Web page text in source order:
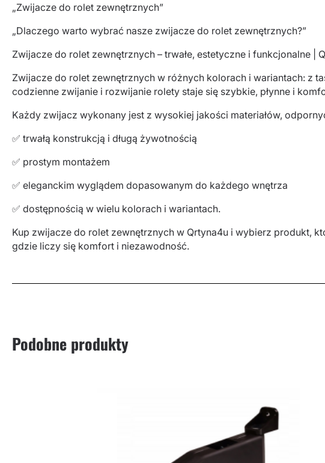
„Zwijacze do rolet zewnętrznych”
„Dlaczego warto wybrać nasze zwijacze do rolet zewnętrznych?”
Zwijacze do rolet zewnętrznych – trwałe, estetyczne i funkcjonalne |
Zwijacze do rolet zewnętrznych w różnych kolorach i wariantach: z
codzienne zwijanie i rozwijanie rolety staje się szybkie, płynne i
Każdy zwijacz wykonany jest z wysokiej jakości materiałów,
✅ trwałą konstrukcją i długą żywotnością
✅ prostym montażem
✅ eleganckim wyglądem dopasowanym do każdego wnętrza
✅ dostępnością w wielu kolorach i wariantach.
Kup zwijacze do rolet zewnętrznych w Qrtyna4u i wybierz produkt,
gdzie liczy się komfort i niezawodność.
Podobne produkty